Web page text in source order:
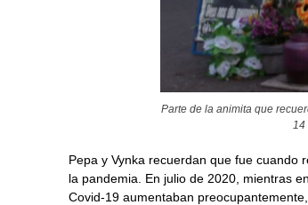
Parte de la animita que
14
Pepa y Vynka recuerdan que fue cuando
la pandemia. En julio de 2020, mientras
Covid-19 aumentaban